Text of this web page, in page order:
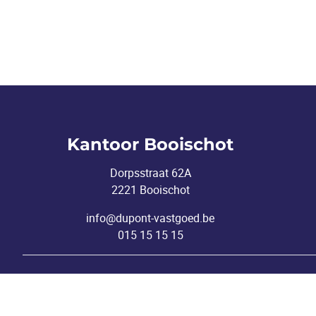
Kantoor Booischot
Dorpsstraat 62A
2221 Booischot
info@dupont-vastgoed.be
015 15 15 15